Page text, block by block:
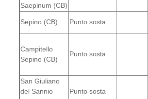
Saepinum (CB)
Sepino (CB) Punto sosta
Campitello
Sepino (CB)
Punto sosta
San Giuliano
del Sannio
Punto sosta